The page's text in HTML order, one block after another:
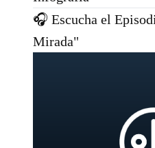
🎧 Escucha el
Mirada"